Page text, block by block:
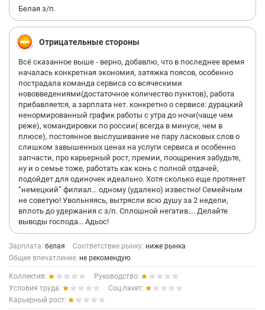
что эти безумные действия никак не пресекаются. Будьте
обиженные неудачники, сам на эти грабли наступил не веря в
написанное ранее. Впредь буду осторожней выбирать
компании. Ну а коль устроились сюда, то вы станете тем
"счастливчиком", которому все это предстоит вынести на
собственной шкуре.
Белая з/п.
Отрицательные стороны
Всё сказанное выше - верно, добавлю, что в последнее время
началась конкретная экономия, затяжка поясов, особенно
пострадала команда сервиса со всяческими
нововведениями(достаточное количество пунктов), работа
прибавляется, а зарплата нет. конкретно о сервисе: дурацкий
ненормированный график работы с утра до ночи(чаще чем
реже), командировки по россии( всегда в минусе, чем в
плюсе), постоянное выслушивание не пару ласковых слов о
слишком завышенных ценах на услуги сервиса и особенно
запчасти, про карьерный рост, премии, поощрения забудьте,
ну и о семье тоже, работать как конь с полной отдачей,
подойдет для одиночек идеально. Хотя сколько еще протянет
“немецкий” филиал… одному (удалено) известно! Семейным
не советую! Увольняясь, вытрясли всю душу за 2 недели,
вплоть до удержания с з/п. Сплошной негатив…. Делайте
выводы господа… Адьос!
Зарплата: белая Соответствие рынку: ниже рынка
Общее впечатление: не рекомендую
Коллектив:
Руководство:
Условия труда:
Соц.пакет:
Карьерный рост: